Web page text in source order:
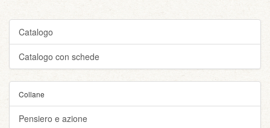
Catalogo
Catalogo con schede
Collane
Pensiero e azione